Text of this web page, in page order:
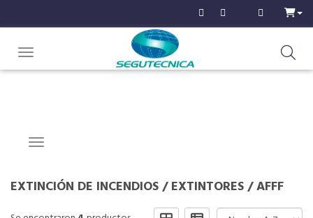
Toggle navigation
Navigation ein-/ausblenden
EXTINCIÓN DE INCENDIOS/EXTINTORES/AFFF